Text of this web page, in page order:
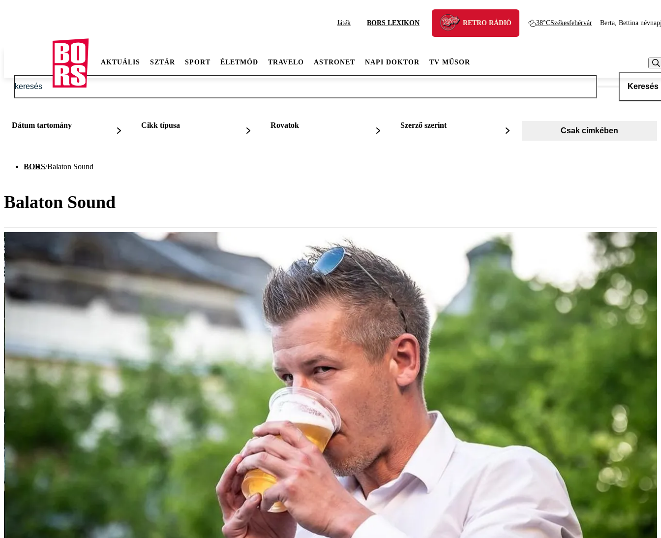
Játék BORS LEXIKON RETRO RÁDIÓ 38°CSzékesfehérvár Berta, Bettina
AKTUÁLIS SZTÁR SPORT ÉLETMÓD TRAVELO ASTRONET NAPI DOKTOR TV MŰSOR
Keresés
Dátum tartomány Cikk típusa Rovatok Szerző szerint
Csak címkében
BORS/Balaton Sound
Balaton Sound